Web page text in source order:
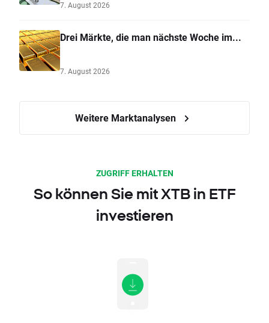
7. August 2026
Drei Märkte, die man nächste Woche im...
7. August 2026
Weitere Marktanalysen
ZUGRIFF ERHALTEN
So können Sie mit XTB in ETF
investieren